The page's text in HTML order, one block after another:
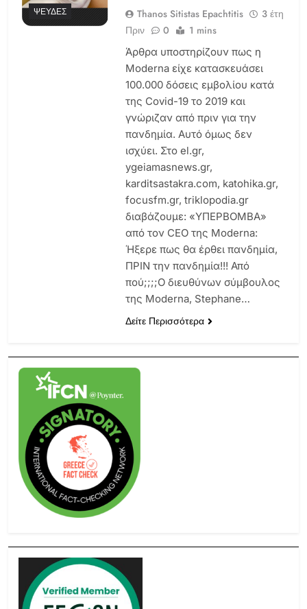
ΨΕΥΔΈΣ
Thanos Sitistas Epachtitis
3 έτη
Πριν
0 1 mins
Άρθρα υποστηρίζουν πως η
Moderna είχε κατασκευάσει
100.000 δόσεις εμβολίου κατά
της Covid-19 το 2019 και
γνώριζαν από πριν για την
πανδημία. Αυτό όμως δεν
ισχύει. Στο el.gr,
ygeiamasnews.gr,
karditsastakra.com, katohika.gr,
focusfm.gr, triklopodia.gr
διαβάζουμε: «ΥΠΕΡΒΟΜΒΑ»
από τον CEO της Moderna:
Ήξερε πως θα έρθει πανδημία,
ΠΡΙΝ την πανδημία!!! Από
πού;;;;O διευθύνων σύμβουλος
της Moderna, Stephane…
Δείτε Περισσότερα